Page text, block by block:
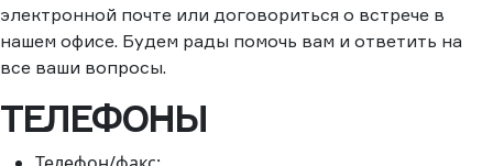
электронной почте или договориться о встрече в
нашем офисе. Будем рады помочь вам и ответить на
все ваши вопросы.
ТЕЛЕФОНЫ